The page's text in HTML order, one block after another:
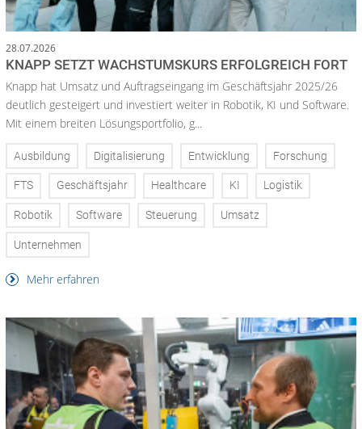
28.07.2026
KNAPP SETZT WACHSTUMSKURS ERFOLGREICH FORT
Knapp hat Umsatz und Auftragseingang im Geschäftsjahr 2025/26
deutlich gesteigert und investiert weiter in Robotik, KI und Software.
Mit einem breiten Lösungsportfolio, g...
Ausbildung Digitalisierung Entwicklung Forschung
FTS Geschäftsjahr Healthcare KI Logistik
Robotik Software Steuerung Umsatz
Unternehmen
Mehr erfahren